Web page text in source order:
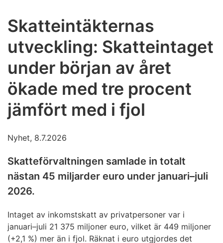
Skatteintäkternas
utveckling: Skatteintaget
under början av året
ökade med tre procent
jämfört med i fjol
Nyhet, 8.7.2026
Skatteförvaltningen samlade in totalt
nästan 45 miljarder euro under januari–juli
2026.
Intaget av inkomstskatt av privatpersoner var i
januari–juli 21 375 miljoner euro, vilket är 449 miljoner
(+2,1 %) mer än i fjol. Räknat i euro utgjordes det